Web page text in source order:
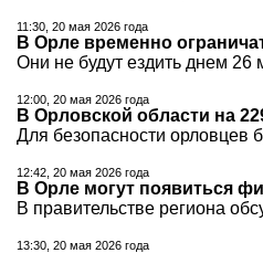
11:30, 20 мая 2026 года
В Орле временно
Они не будут ездить днем 26
12:00, 20 мая 2026 года
В Орловской области на
Для безопасности орловцев
12:42, 20 мая 2026 года
В Орле могут появиться
В правительстве региона
13:30, 20 мая 2026 года